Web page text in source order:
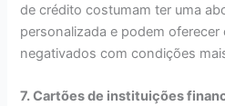
de crédito costumam ter uma
personalizada e podem
negativados com condições
7. Cartões de instituições